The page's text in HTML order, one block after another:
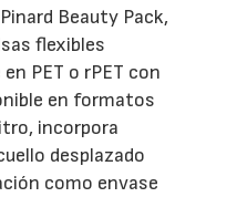
Beauty Pack,
flexibles
PET o rPET con
en formatos
incorpora
desplazado
como envase